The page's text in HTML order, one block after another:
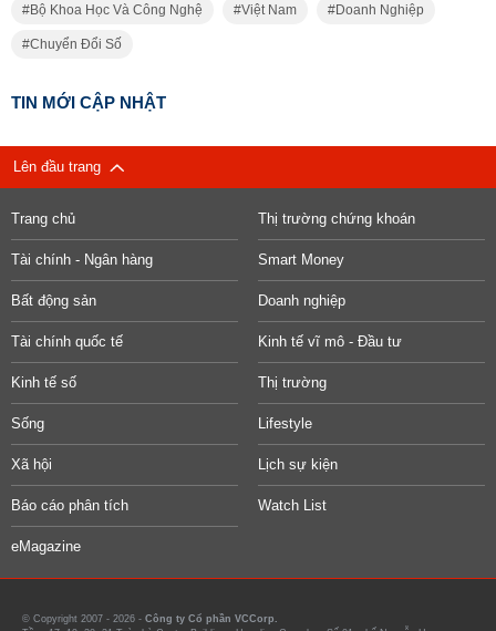
Bộ Khoa Học Và Công Nghệ Việt Nam Doanh Nghiệp
Chuyển Đổi Số
TIN MỚI CẬP NHẬT
Lên đầu trang
Trang chủ Thị trường chứng khoán
Tài chính - Ngân hàng Smart Money
Bất động sản Doanh nghiệp
Tài chính quốc tế Kinh tế vĩ mô - Đầu tư
Kinh tế số Thị trường
Sống Lifestyle
Xã hội Lịch sự kiện
Báo cáo phân tích Watch List
eMagazine
© Copyright 2007 - 2026 - Công ty Cổ phần VCCorp.